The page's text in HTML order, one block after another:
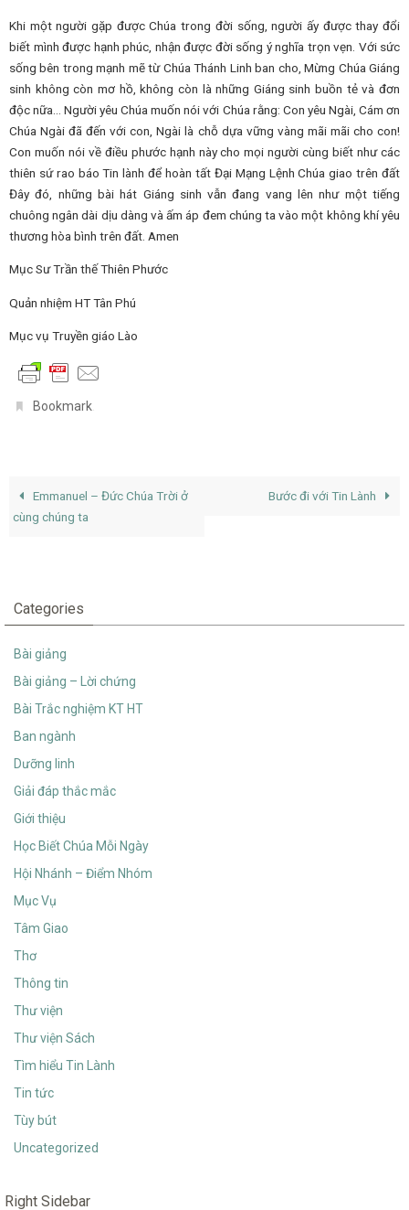
Khi một người gặp được Chúa trong đời sống, người ấy được thay đổi
biết mình được hạnh phúc, nhận được đời sống ý nghĩa trọn vẹn. Với sức
sống bên trong mạnh mẽ từ Chúa Thánh Linh ban cho, Mừng Chúa Giáng
sinh không còn mơ hồ, không còn là những Giáng sinh buồn tẻ và đơn
độc nữa… Người yêu Chúa muốn nói với Chúa rằng: Con yêu Ngài, Cám ơn
Chúa Ngài đã đến với con, Ngài là chỗ dựa vững vàng mãi mãi cho con!
Con muốn nói về điều phước hạnh này cho mọi người cùng biết như các
thiên sứ rao báo Tin lành để hoàn tất Đại Mạng Lệnh Chúa giao trên đất
Đây đó, những bài hát Giáng sinh vẫn đang vang lên như một tiếng
chuông ngân dài dịu dàng và ấm áp đem chúng ta vào một không khí yêu
thương hòa bình trên đất. Amen
Mục Sư Trần thế Thiên Phước
Quản nhiệm HT Tân Phú
Mục vụ Truyền giáo Lào
Bookmark.
Emmanuel – Đức Chúa Trời ở
cùng chúng ta
Bước đi với Tin Lành
Categories
Bài giảng
Bài giảng – Lời chứng
Bài Trắc nghiệm KT HT
Ban ngành
Dưỡng linh
Giải đáp thắc mắc
Giới thiệu
Học Biết Chúa Mỗi Ngày
Hội Nhánh – Điểm Nhóm
Mục Vụ
Tâm Giao
Thơ
Thông tin
Thư viện
Thư viện Sách
Tìm hiểu Tin Lành
Tin tức
Tùy bút
Uncategorized
Right Sidebar